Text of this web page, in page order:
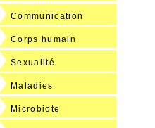
Communication
Corps humain
Sexualité
Maladies
Microbiote